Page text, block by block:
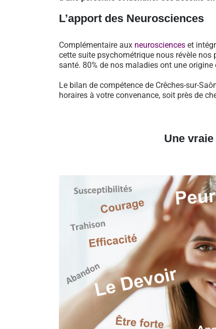
L’apport des Neurosciences
Complémentaire aux neurosciences et
cette suite psychométrique nous révèle nos
santé. 80% de nos maladies ont une
Le bilan de compétence de Crêches-sur-
horaires à votre convenance, soit près de
Une